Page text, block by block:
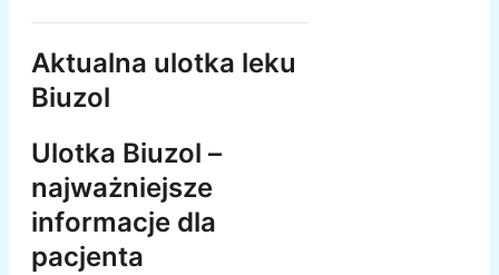
Aktualna ulotka leku
Biuzol
Ulotka Biuzol –
najważniejsze
informacje dla
pacjenta